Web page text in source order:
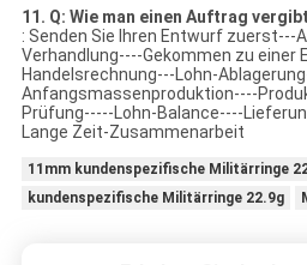
11. Q: Wie man einen Auftrag
: Senden Sie Ihren Entwurf zuerst---
Verhandlung----Gekommen zu einer
Handelsrechnung---Lohn-
Anfangsmassenproduktion----
Prüfung-----Lohn-Balance----
Lange Zeit-Zusammenarbeit
11mm kundenspezifische Militärringe
kundenspezifische Militärringe 22.9g